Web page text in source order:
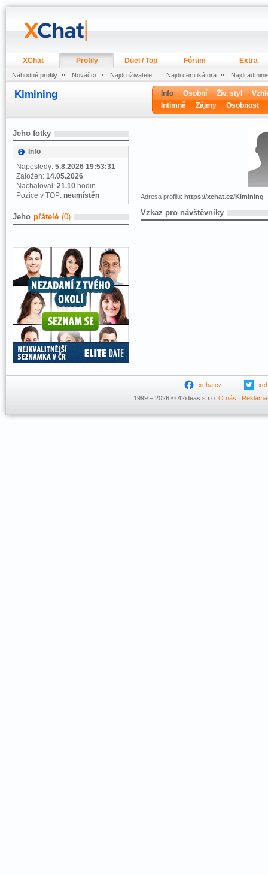
XChat Profily Duel / Top Fórum Extra
Náhodné profily Nováčci Najdi uživatele Najdi certifikátora Najdi
Kimining Info Osobní Živ. styl
Intimně
Zájmy Osobnost
Jeho fotky
Info
Naposledy: 5.8.2026 19:53:31
Založen: 14.05.2026
Nachatoval: 21.10 hodin
Pozice v TOP: neumístěn
Jeho přátelé (0)
Adresa profilu: https://xchat.cz/Kimining
Vzkaz pro návštěvníky
xchatcz
1999 – 2026 © 42ideas s.r.o. O nás | Reklama